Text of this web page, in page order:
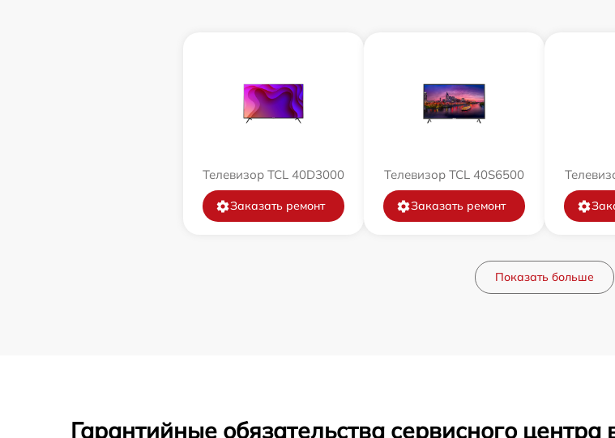
Телевизор TCL 40D3000
Заказать ремонт
Телевизор TCL 40S6500
Заказать ремонт
Показать больше
Гарантийные обязательства сервисного